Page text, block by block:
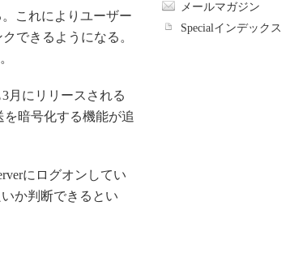
これによりユーザー
できるようになる。
月にリリースされる
暗号化する機能が追
にログオンしてい
か判断できるとい
メールマガジン
Specialインデックス